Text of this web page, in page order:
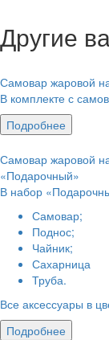
Другие
Самовар жаровой
В комплекте с
Подробнее
Самовар жаровой
«Подарочный»
В набор
Самовар;
Поднос;
Чайник;
Сахарница
Труба.
Все аксессуары в
Подробнее